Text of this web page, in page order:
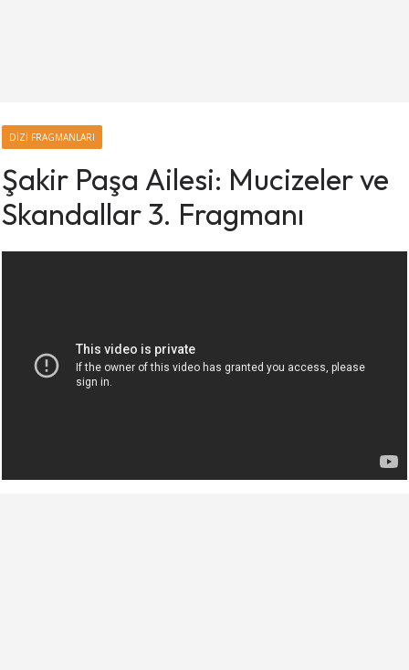
DIZI FRAGMANLARI
Şakir Paşa Ailesi: Mucizeler ve
Skandallar 3. Fragmanı